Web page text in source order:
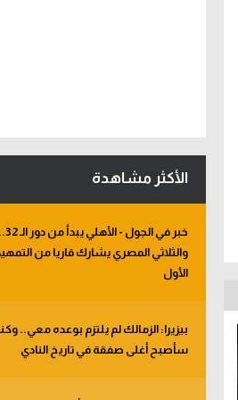
الأكثر مشاهدة
خبر في الجول - الأهلي يبدأ من دور الـ 32..
والثلاثي المصري يشارك قاريا من
الأول
بيزيرا: الزمالك لم يلتزم بوعده معي..
سأصبح أغلى صفقة في تاريخ النادي